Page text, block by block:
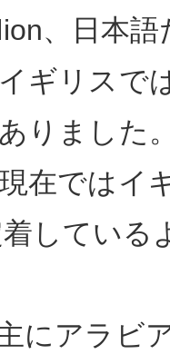
、日本
ギリスで
りました
在ではイ
している
にアラビ